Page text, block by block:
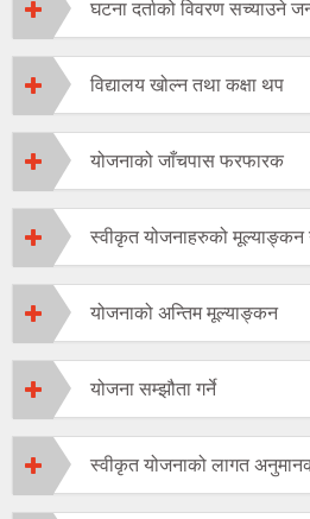
घटना दर्ताको विवरण सच्याउने
विद्यालय खोल्न तथा कक्षा थप
योजनाको जाँचपास फरफारक
स्वीकृत योजनाहरुको मूल्याङ्कन
योजनाको अन्तिम मूल्याङ्कन
योजना सम्झौता गर्ने
स्वीकृत योजनाको लागत